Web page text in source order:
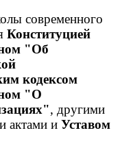
современного
Конституцией
"Об
кодексом
"О
, другими
актами и Уставом